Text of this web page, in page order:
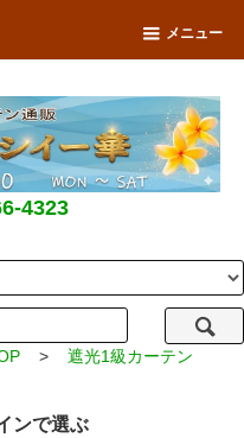
メニュー
4323
> 遮光1級カーテン
ンで選ぶ